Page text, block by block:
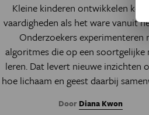
Kleine kinderen ontwikkelen
vaardigheden als het ware vanuit
Onderzoekers experimenteren
algoritmes die op een soortgelijke
leren. Dat levert nieuwe inzichten
hoe lichaam en geest daarbij
Door Diana Kwon